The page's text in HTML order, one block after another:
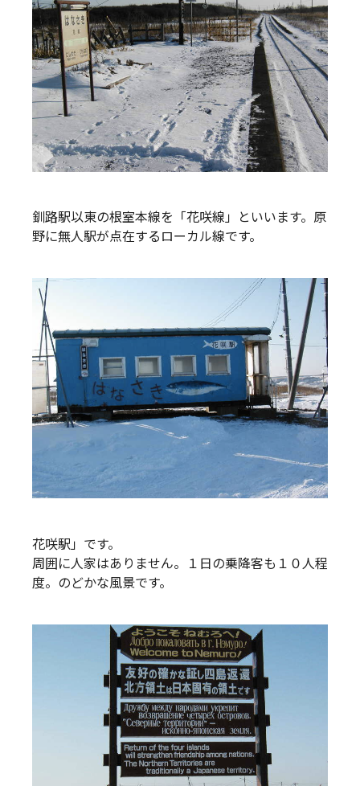
釧路駅以東の根室本線を「花咲線」といいます。原
野に無人駅が点在するローカル線です。
花咲駅」です。
周囲に人家はありません。１日の乗降客も１０人程
度。のどかな風景です。